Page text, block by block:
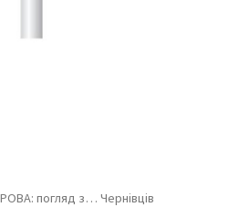
погляд з… Чернівців